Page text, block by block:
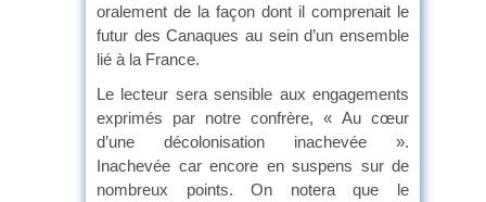
oralement de la façon dont il comprenait le
futur des Canaques au sein d’un ensemble
lié à la France.
Le lecteur sera sensible aux engagements
exprimés par notre confrère, « Au cœur
d’une décolonisation inachevée ».
Inachevée car encore en suspens sur de
nombreux points. On notera que le